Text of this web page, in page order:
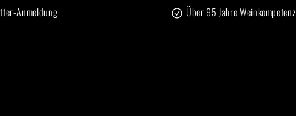
Anmeldung Über 95 Jahre Weinkompetenz